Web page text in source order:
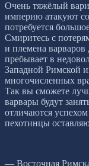
Очень тяжёлый
империю атакуют
потребуется
Смиритесь с
и племена варваров
пребывает в
Западной Римской
многочисленных
Так вы сможете
варвары будут
отличаются
пехотинцы
— Восточная